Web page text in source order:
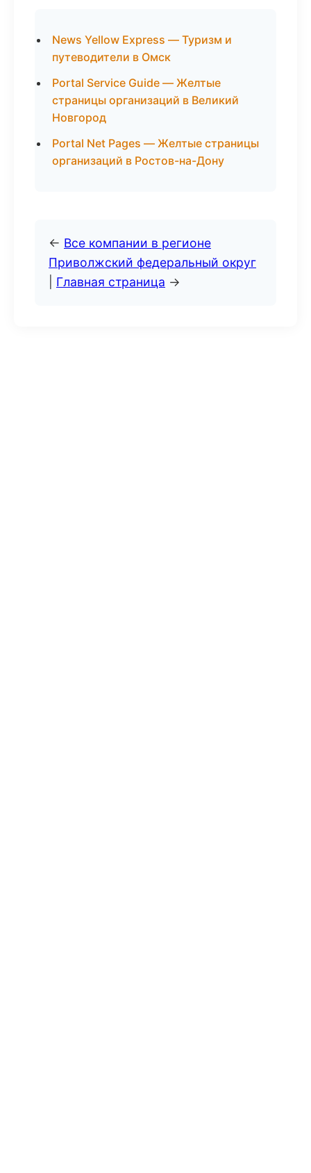
News Yellow Express — Туризм и
путеводители в Омск
Portal Service Guide — Желтые
страницы организаций в Великий
Новгород
Portal Net Pages — Желтые страницы
организаций в Ростов-на-Дону
← Все компании в регионе
Приволжский федеральный округ
Главная страница →